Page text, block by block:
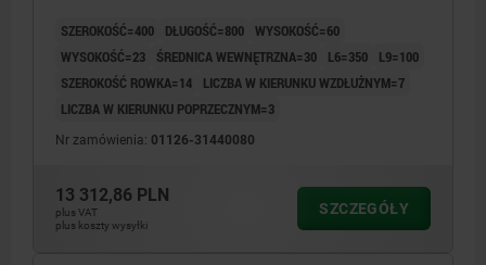
SZEROKOŚĆ=400 DŁUGOŚĆ=800 WYSOKOŚĆ=60
WYSOKOŚĆ=23
ŚREDNICA WEWNĘTRZNA=30 L6=350
L9=100
SZEROKOŚĆ ROWKA=14
LICZBA W KIERUNKU WZDŁUŻNYM=7
LICZBA W KIERUNKU POPRZECZNYM=3
Nr zamówienia: 01126-31440080
13 312,86 PLN
plus VAT
plus koszty wysyłki
SZCZEGÓŁY